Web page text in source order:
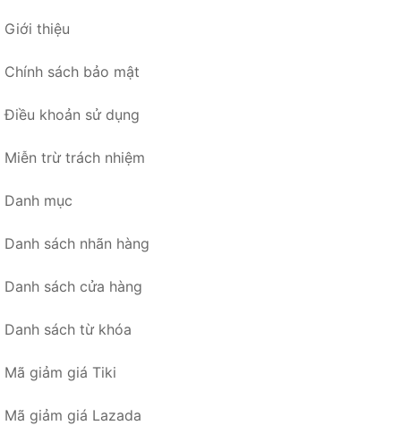
Giới thiệu
Chính sách bảo mật
Điều khoản sử dụng
Miễn trừ trách nhiệm
Danh mục
Danh sách nhãn hàng
Danh sách cửa hàng
Danh sách từ khóa
Mã giảm giá Tiki
Mã giảm giá Lazada